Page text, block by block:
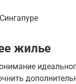
жилье